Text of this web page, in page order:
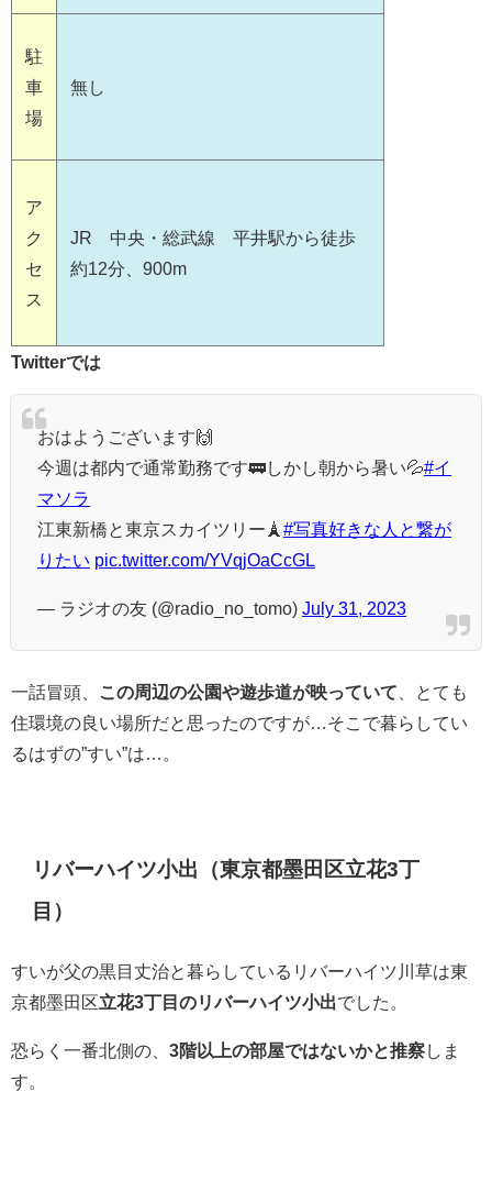
駐
車
場
無し
ア
ク
セ
ス
JR 中央・総武線 平井駅から徒歩
約12分、900m
Twitterでは
おはようございます🙌
今週は都内で通常勤務です🚃しかし朝から暑い💦#イ
マソラ
江東新橋と東京スカイツリー🗼 #写真好きな人と繋が
りたい pic.twitter.com/YVqjOaCcGL
— ラジオの友 (@radio_no_tomo) July 31, 2023
一話冒頭、 この周辺の公園や遊歩道が映っていて 、とても
住環境の良い場所だと思ったのですが…そこで暮らしてい
るはずの”すい”は…。
リバーハイツ小出（東京都墨田区立花3丁
目）
すいが父の黒目丈治と暮らしているリバーハイツ川草は東
京都墨田区立花3丁目のリバーハイツ小出でした。
恐らく一番北側の、 3階以上の部屋ではないかと推察しま
す。